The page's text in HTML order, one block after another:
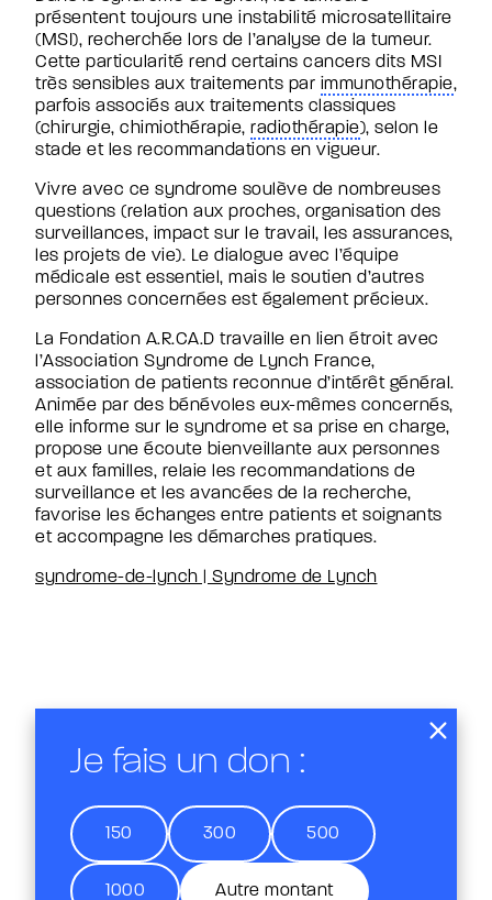
présentent toujours une instabilité microsatellitaire
(MSI), recherchée lors de l’analyse de la tumeur.
Cette particularité rend certains cancers dits MSI
très sensibles aux traitements par immunothérapie,
parfois associés aux traitements classiques
(chirurgie, chimiothérapie, radiothérapie), selon le
stade et les recommandations en vigueur.
Vivre avec ce syndrome soulève de nombreuses
questions (relation aux proches, organisation des
surveillances, impact sur le travail, les assurances,
les projets de vie). Le dialogue avec l’équipe
médicale est essentiel, mais le soutien d’autres
personnes concernées est également précieux.
La Fondation A.R.CA.D travaille en lien étroit avec
l’Association Syndrome de Lynch France,
association de patients reconnue d’intérêt général.
Animée par des bénévoles eux-mêmes concernés,
elle informe sur le syndrome et sa prise en charge,
propose une écoute bienveillante aux personnes
et aux familles, relaie les recommandations de
surveillance et les avancées de la recherche,
favorise les échanges entre patients et soignants
et accompagne les démarches pratiques.
syndrome-de-lynch | Syndrome de Lynch
Je fais un don :
150 300 500
1000 Autre montant